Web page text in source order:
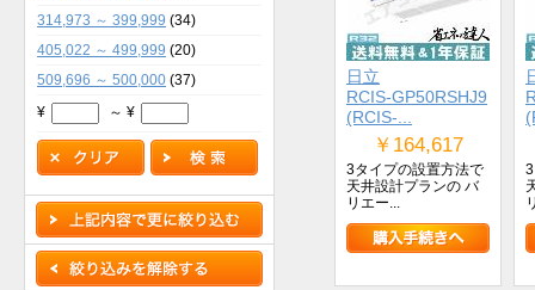
日立
RCIS-GP50RSHJ9
(RCIS-...
￥164,617
3タイプの設置方法で
天井設計プランの バ
リエー...
314,973 ～ 399,999 (34)
405,022 ～ 499,999 (20)
509,696 ～ 500,000 (37)
¥
～ ¥